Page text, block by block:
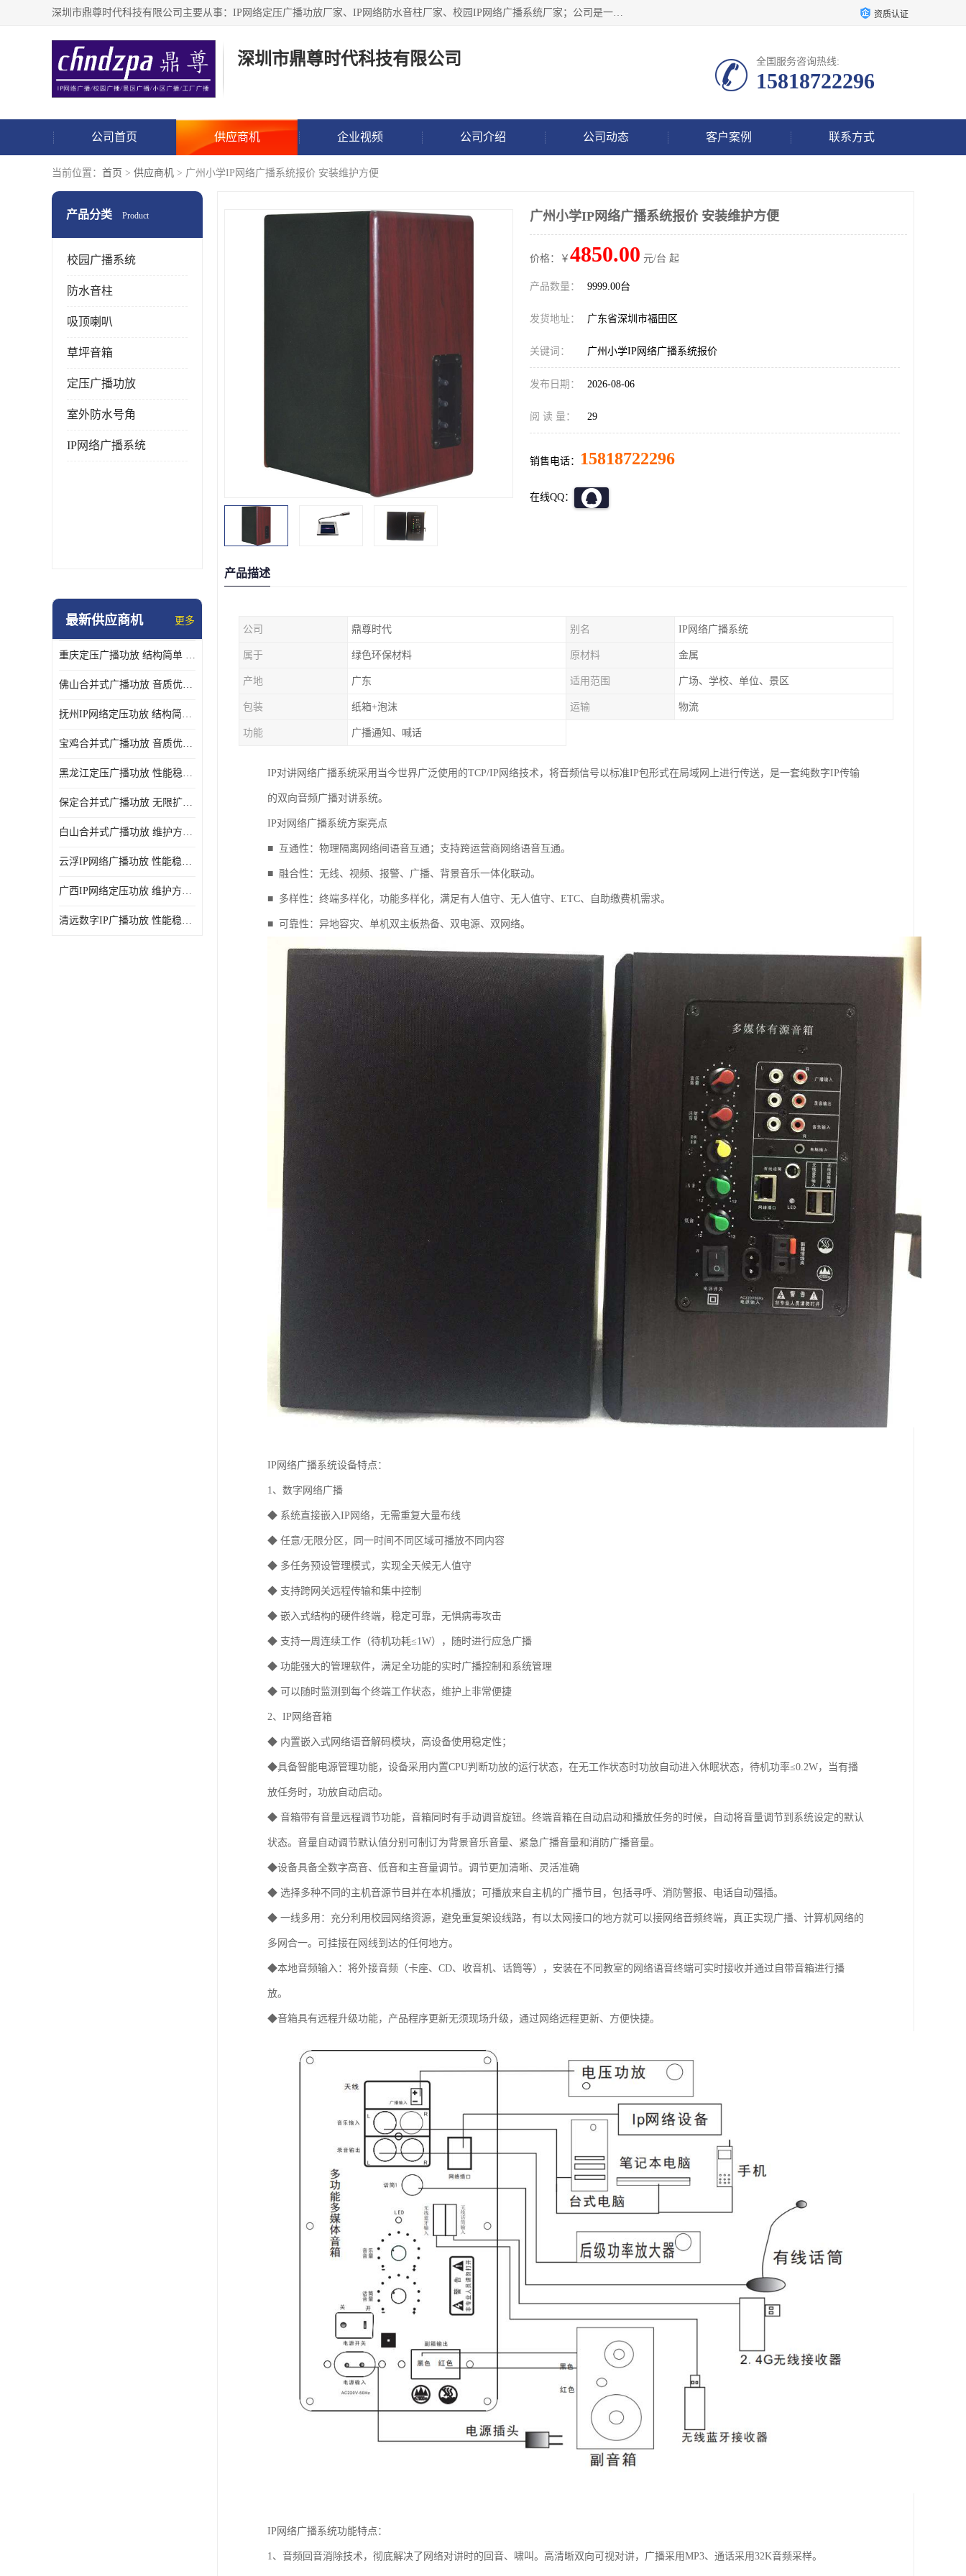
深圳市鼎尊时代科技有限公司主要从事：IP网络定压广播功放厂家、IP网络防水音柱厂家、校园IP网络广播系统厂家；公司是一家集研发、生产、销售公共广播器材于一体的现代电子科技企业。公司成立多年来，本着“自主研发技术、开拓稳定的产品”的宗旨，集多年的行业经验，引航广播行业的迅猛发展，使产品能够适应时代技术发展的需要。 资质认证
深圳市鼎尊时代科技有限公司 全国服务咨询热线:
15818722296
公司首页 供应商机 企业视频 公司介绍 公司动态 客户案例 联系方式
当前位置： 首页 > 供应商机 > 广州小学IP网络广播系统报价 安装维护方便
产品分类 Product
校园广播系统
防水音柱
吸顶喇叭
草坪音箱
定压广播功放
室外防水号角
IP网络广播系统
最新供应商机 更多
重庆定压广播功放 结构简单 传输距离远
佛山合并式广播功放 音质优美清晰 输出电压大 电流小
抚州IP网络定压功放 结构简单 多应用于公共场合
宝鸡合并式广播功放 音质优美清晰 维护方便
黑龙江定压广播功放 性能稳定 无限扩容
保定合并式广播功放 无限扩容 设计结构简单
白山合并式广播功放 维护方便 多应用于公共场合
云浮IP网络广播功放 性能稳定 设计结构简单
广西IP网络定压功放 维护方便 多应用于公共场合
清远数字IP广播功放 性能稳定 传输距离远
广州小学IP网络广播系统报价 安装维护方便
价格：￥ 4850.00 元/台 起
产品数量： 9999.00台
发货地址： 广东省深圳市福田区
关键词： 广州小学IP网络广播系统报价
发布日期： 2026-08-06
阅 读 量： 29
销售电话： 15818722296
在线QQ：
产品描述
公司 鼎尊时代 别名 IP网络广播系统
属于 绿色环保材料 原材料 金属
产地 广东 适用范围 广场、学校、单位、景区
包装 纸箱+泡沫 运输 物流
功能 广播通知、喊话
IP对讲网络广播系统采用当今世界广泛使用的TCP/IP网络技术，将音频信号以标准IP包形式在局域网上进行传送，是一套纯数字IP传输
的双向音频广播对讲系统。
IP对网络广播系统方案亮点
■ 互通性：物理隔离网络间语音互通；支持跨运营商网络语音互通。
■ 融合性：无线、视频、报警、广播、背景音乐一体化联动。
■ 多样性：终端多样化，功能多样化，满足有人值守、无人值守、ETC、自助缴费机需求。
■ 可靠性：异地容灾、单机双主板热备、双电源、双网络。
IP网络广播系统设备特点：
1、数字网络广播
◆ 系统直接嵌入IP网络，无需重复大量布线
◆ 任意/无限分区，同一时间不同区域可播放不同内容
◆ 多任务预设管理模式，实现全天候无人值守
◆ 支持跨网关远程传输和集中控制
◆ 嵌入式结构的硬件终端，稳定可靠，无惧病毒攻击
◆ 支持一周连续工作（待机功耗≤1W），随时进行应急广播
◆ 功能强大的管理软件，满足全功能的实时广播控制和系统管理
◆ 可以随时监测到每个终端工作状态，维护上非常便捷
2、IP网络音箱
◆ 内置嵌入式网络语音解码模块，高设备使用稳定性；
◆具备智能电源管理功能，设备采用内置CPU判断功放的运行状态，在无工作状态时功放自动进入休眠状态，待机功率≤0.2W，当有播
放任务时，功放自动启动。
◆ 音箱带有音量远程调节功能，音箱同时有手动调音旋钮。终端音箱在自动启动和播放任务的时候，自动将音量调节到系统设定的默认
状态。音量自动调节默认值分别可制订为背景音乐音量、紧急广播音量和消防广播音量。
◆设备具备全数字高音、低音和主音量调节。调节更加清晰、灵活准确
◆ 选择多种不同的主机音源节目并在本机播放；可播放来自主机的广播节目，包括寻呼、消防警报、电话自动强插。
◆ 一线多用：充分利用校园网络资源，避免重复架设线路，有以太网接口的地方就可以接网络音频终端，真正实现广播、计算机网络的
多网合一。可挂接在网线到达的任何地方。
◆本地音频输入：将外接音频（卡座、CD、收音机、话筒等），安装在不同教室的网络语音终端可实时接收并通过自带音箱进行播
放。
◆音箱具有远程升级功能，产品程序更新无须现场升级，通过网络远程更新、方便快捷。
IP网络广播系统功能特点：
1、音频回音消除技术，彻底解决了网络对讲时的回音、啸叫。高清晰双向可视对讲，广播采用MP3、通话采用32K音频采样。